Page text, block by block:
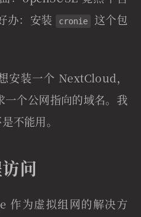
办：安装
cronie
这个包
安装一个 NextCloud，
个公网指向的域名。我
不能用。
问
作为虚拟组网的解决方